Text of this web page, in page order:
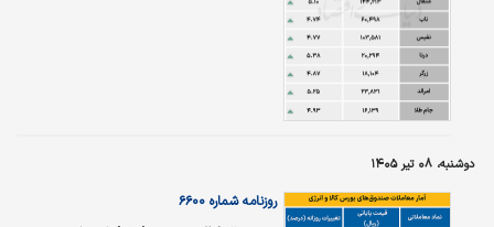
دوشنبه، ۰۸ تیر ۱۴۰۵
روزنامه شماره ۶۶۰۰